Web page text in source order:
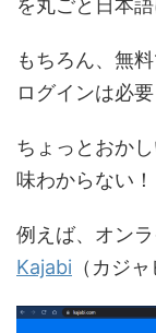
を丸ごと日本語
もちろん、無
ログインは必要
ちょっとおか
味わからない
例えば、オン
Kajabi （カジャ